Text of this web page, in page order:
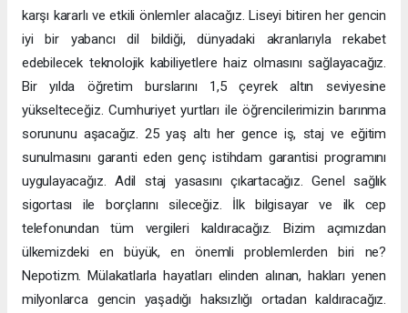
karşı kararlı ve etkili önlemler alacağız. Liseyi bitiren her gencin
iyi bir yabancı dil bildiği, dünyadaki akranlarıyla rekabet
edebilecek teknolojik kabiliyetlere haiz olmasını sağlayacağız.
Bir yılda öğretim burslarını 1,5 çeyrek altın seviyesine
yükselteceğiz. Cumhuriyet yurtları ile öğrencilerimizin barınma
sorununu aşacağız. 25 yaş altı her gence iş, staj ve eğitim
sunulmasını garanti eden genç istihdam garantisi programını
uygulayacağız. Adil staj yasasını çıkartacağız. Genel sağlık
sigortası ile borçlarını sileceğiz. İlk bilgisayar ve ilk cep
telefonundan tüm vergileri kaldıracağız. Bizim açımızdan
ülkemizdeki en büyük, en önemli problemlerden biri ne?
Nepotizm. Mülakatlarla hayatları elinden alınan, hakları yenen
milyonlarca gencin yaşadığı haksızlığı ortadan kaldıracağız.